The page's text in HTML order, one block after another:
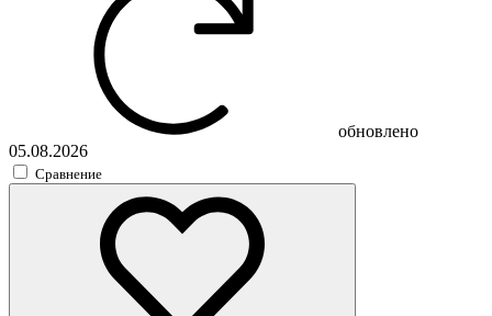
обновлено
05.08.2026
Сравнение